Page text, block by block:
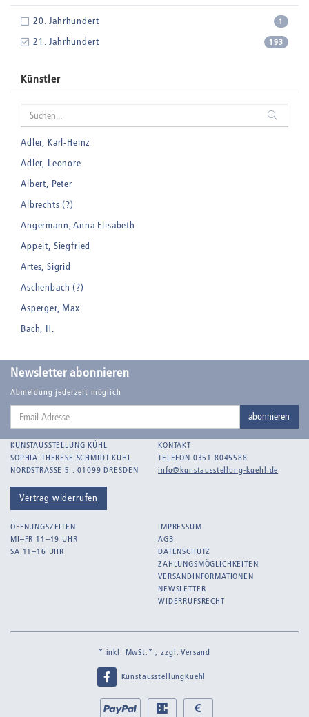
1
20. Jahrhundert
193
21. Jahrhundert
Künstler
Adler, Karl-Heinz
Adler, Leonore
Albert, Peter
Albrechts (?)
Angermann, Anna Elisabeth
Appelt, Siegfried
Artes, Sigrid
Aschenbach (?)
Asperger, Max
Bach, H.
Balden, Theo , eigentlich Otto Koehler
Balden-Wolff, Annemarie
Bankroth, Bernd
Bankroth, Ursula
Barth, Arthur Julius
Bartnig, Horst
Bartzsch, Paul Kurt
Becker, F.
Beckmann, Max
Birnstengel, Richard
Newsletter abonnieren
Abmeldung jederzeit möglich
Email-
abonnieren
KUNSTAUSSTELLUNG KÜHL
SOPHIA-THERESE SCHMIDT-KÜHL
NORDSTRASSE 5 . 01099 DRESDEN
Vertrag widerrufen
KONTAKT
TELEFON 0351 8045588
info@kunstausstellung-kuehl.de
ÖFFNUNGSZEITEN
MI–FR 11–19 UHR
SA 11–16 UHR
IMPRESSUM
AGB
DATENSCHUTZ
ZAHLUNGSMÖGLICHKEITEN
VERSANDINFORMATIONEN
NEWSLETTER
WIDERRUFSRECHT
* inkl. MwSt.* , zzgl.Versand
KunstausstellungKuehl
Bei
PayPal